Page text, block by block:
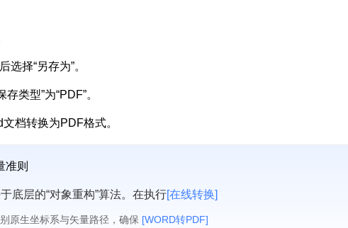
选择“另存为”。
类型”为“PDF”。
档转换为PDF格式。
准则
底层的“对象重构”算法。在执行[在线转换]
原生坐标系与矢量路径，确保 [WORD转PDF]